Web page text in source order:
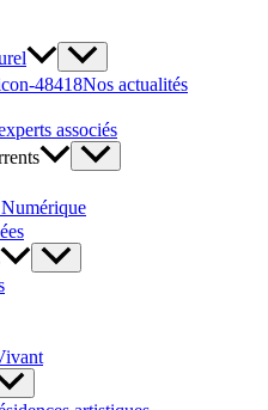
Nos actualités
associés